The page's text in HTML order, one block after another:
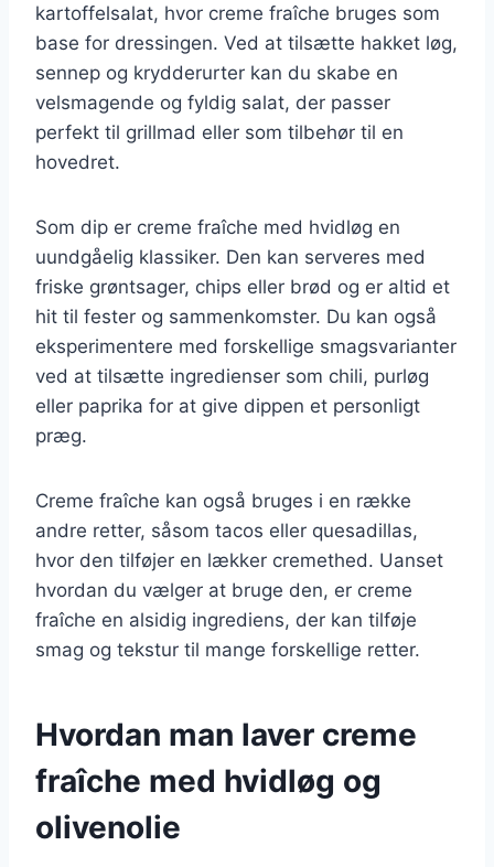
kartoffelsalat, hvor creme fraîche bruges som
base for dressingen. Ved at tilsætte hakket løg,
sennep og krydderurter kan du skabe en
velsmagende og fyldig salat, der passer
perfekt til grillmad eller som tilbehør til en
hovedret.
Som dip er creme fraîche med hvidløg en
uundgåelig klassiker. Den kan serveres med
friske grøntsager, chips eller brød og er altid et
hit til fester og sammenkomster. Du kan også
eksperimentere med forskellige smagsvarianter
ved at tilsætte ingredienser som chili, purløg
eller paprika for at give dippen et personligt
præg.
Creme fraîche kan også bruges i en række
andre retter, såsom tacos eller quesadillas,
hvor den tilføjer en lækker cremethed. Uanset
hvordan du vælger at bruge den, er creme
fraîche en alsidig ingrediens, der kan tilføje
smag og tekstur til mange forskellige retter.
Hvordan man laver creme
fraîche med hvidløg og
olivenolie